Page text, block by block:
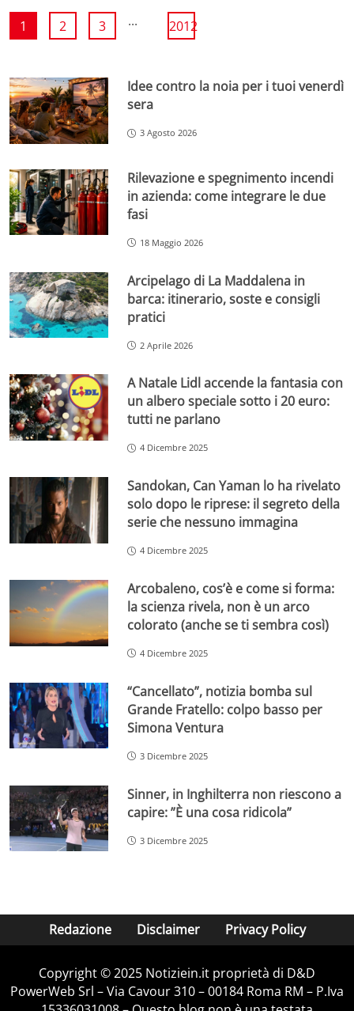
1 2 3 ... 2012
Idee contro la noia per i tuoi venerdì
sera
3 Agosto 2026
Rilevazione e spegnimento incendi
in azienda: come integrare le due
fasi
18 Maggio 2026
Arcipelago di La Maddalena in
barca: itinerario, soste e consigli
pratici
2 Aprile 2026
A Natale Lidl accende la fantasia con
un albero speciale sotto i 20 euro:
tutti ne parlano
4 Dicembre 2025
Sandokan, Can Yaman lo ha rivelato
solo dopo le riprese: il segreto della
serie che nessuno immagina
4 Dicembre 2025
Arcobaleno, cos’è e come si forma:
la scienza rivela, non è un arco
colorato (anche se ti sembra così)
4 Dicembre 2025
“Cancellato”, notizia bomba sul
Grande Fratello: colpo basso per
Simona Ventura
3 Dicembre 2025
Sinner, in Inghilterra non riescono a
capire: ”È una cosa ridicola”
3 Dicembre 2025
Redazione Disclaimer Privacy Policy
Copyright © 2025 Notiziein.it proprietà di D&D
PowerWeb Srl – Via Cavour 310 – 00184 Roma RM – P.Iva